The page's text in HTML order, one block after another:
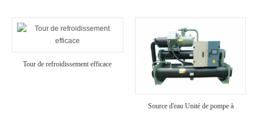
Tour de refroidissement efficace
Source d'eau Unité de pompe à